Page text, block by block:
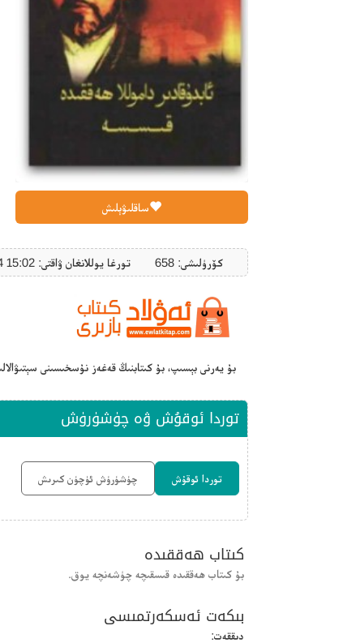
ساقلىۋېلىش
كۆرۈلىشى: 658 تورغا يوللانغان ۋاقتى: ‎2019-12-24 15:02
بۇ يەرنى بېسىپ، بۇ كىتابنىڭ قەغەز نۇسخىسىنى
توردا ئوقۇش ۋە چۈشۈرۈش
توردا ئوقۇش چۈشۈرۈش ئۈچۈن كىرىش
كىتاب ھەققىدە
بۇ كىتاب ھەققىدە قىسقىچە چۈشەنچە يوق.
بىكەت ئەسكەرتمىسى
دىققەت: